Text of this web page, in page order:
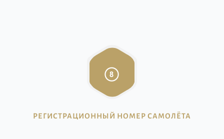
РЕГИСТРАЦИОННЫЙ НОМЕР САМОЛЁТА